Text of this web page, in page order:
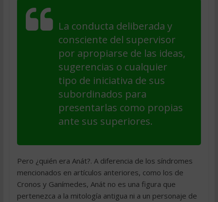
La conducta deliberada y
consciente del supervisor
por apropiarse de las ideas,
sugerencias o cualquier
tipo de iniciativa de sus
subordinados para
presentarlas como propias
ante sus superiores.
Pero ¿quién era Anát?. A diferencia de los síndromes
mencionados en artículos anteriores, como los de
Cronos y Ganímedes, Anát no es una figura que
pertenezca a la mitología antigua ni a un personaje de